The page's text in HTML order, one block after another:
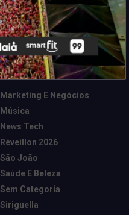
Marketing E Negócios
Música
News Tech
Réveillon 2026
São João
Saúde E Beleza
Sem Categoria
Siriguella